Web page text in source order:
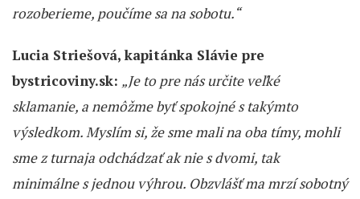
rozoberieme, poučíme sa na sobotu.“
Lucia Striešová, kapitánka Slávie pre
bystricoviny.sk: „Je to pre nás určite veľké
sklamanie, a nemôžme byť spokojné s takýmto
výsledkom. Myslím si, že sme mali na oba tímy, mohli
sme z turnaja odchádzať ak nie s dvomi, tak
minimálne s jednou výhrou. Obzvlášť ma mrzí sobotný